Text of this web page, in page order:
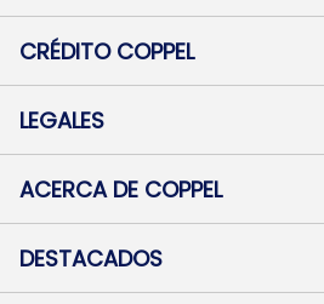
Términos y condiciones
Botón de arrepentimiento
Mapa de sitio
CRÉDITO COPPEL
Solicitar Crédito
Medios de Pago
Pago Fácil Online
LEGALES
Baja contratos
Defensa al consumidor CABA
ACERCA DE COPPEL
Trabajá con Nosotros
Preguntas Frecuentes
DESTACADOS